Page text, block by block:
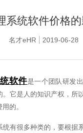
系统软件价格
名才eHR 2019-06-28
软件是一个团队研发
它是人的知识产权，所
的。
有很多种类的，要根据